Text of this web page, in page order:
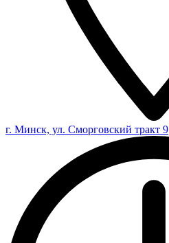
г. Минск, ул. Сморговский тракт 9